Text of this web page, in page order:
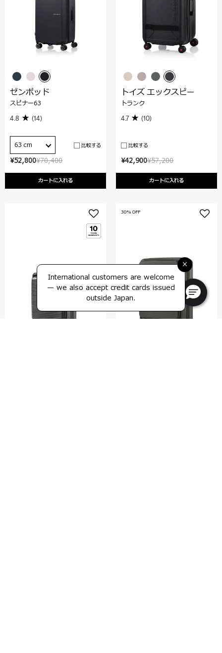
×
International customers are welcome
— we also accept credit cards issued
outside Japan.
¥70,400
¥52,800
カートに入れる
ゼンポッド
スピナー63
4.8 (14)
63 cm 比較する
¥57,200
¥42,900
カートに入れる
トイズ エックスピー
トランク
4.7 (10)
比較する
30% OFF